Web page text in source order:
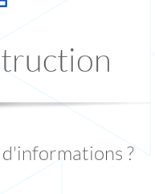
d'informations ?